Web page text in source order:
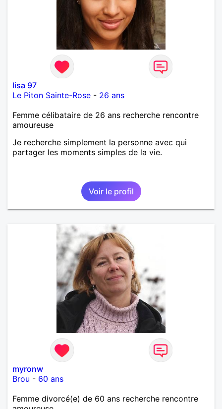
lisa 97
Le Piton Sainte-Rose - 26 ans
Femme célibataire de 26 ans recherche rencontre
amoureuse
Je recherche simplement la personne avec qui
partager les moments simples de la vie.
Voir le profil
myronw
Brou - 60 ans
Femme divorcé(e) de 60 ans recherche rencontre